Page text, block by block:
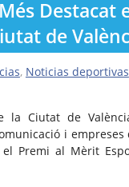
Destacat
de
, Noticias deportivas
la Ciutat de
i
Premi al Mèrit